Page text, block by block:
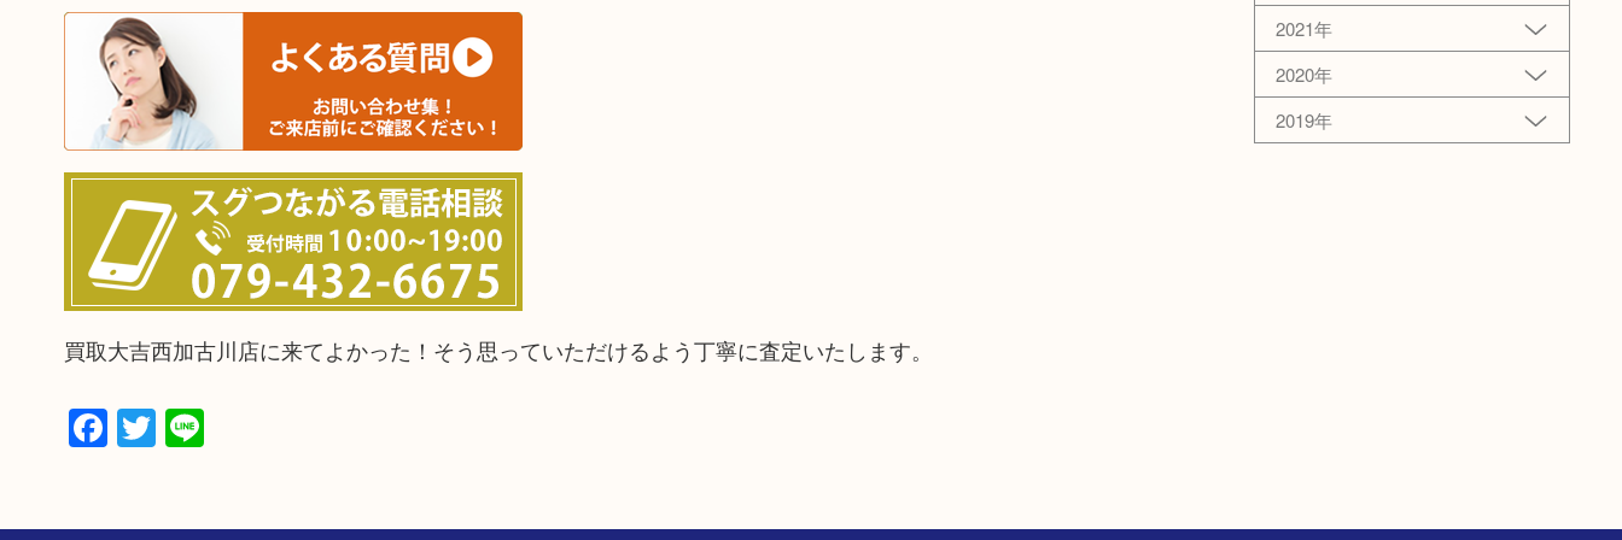
買取大吉西加古川店に来てよかった！そう思っていただけるよう丁寧に査定いたします。
Facebook
Twitter
Line
2021年
2020年
2019年